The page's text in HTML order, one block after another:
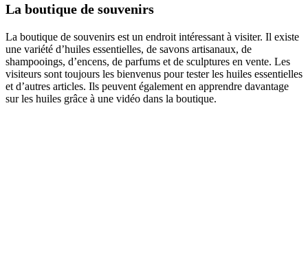
La boutique de souvenirs
La boutique de souvenirs est un endroit intéressant à visiter. Il existe
une variété d’huiles essentielles, de savons artisanaux, de
shampooings, d’encens, de parfums et de sculptures en vente. Les
visiteurs sont toujours les bienvenus pour tester les huiles essentielles
et d’autres articles. Ils peuvent également en apprendre davantage
sur les huiles grâce à une vidéo dans la boutique.